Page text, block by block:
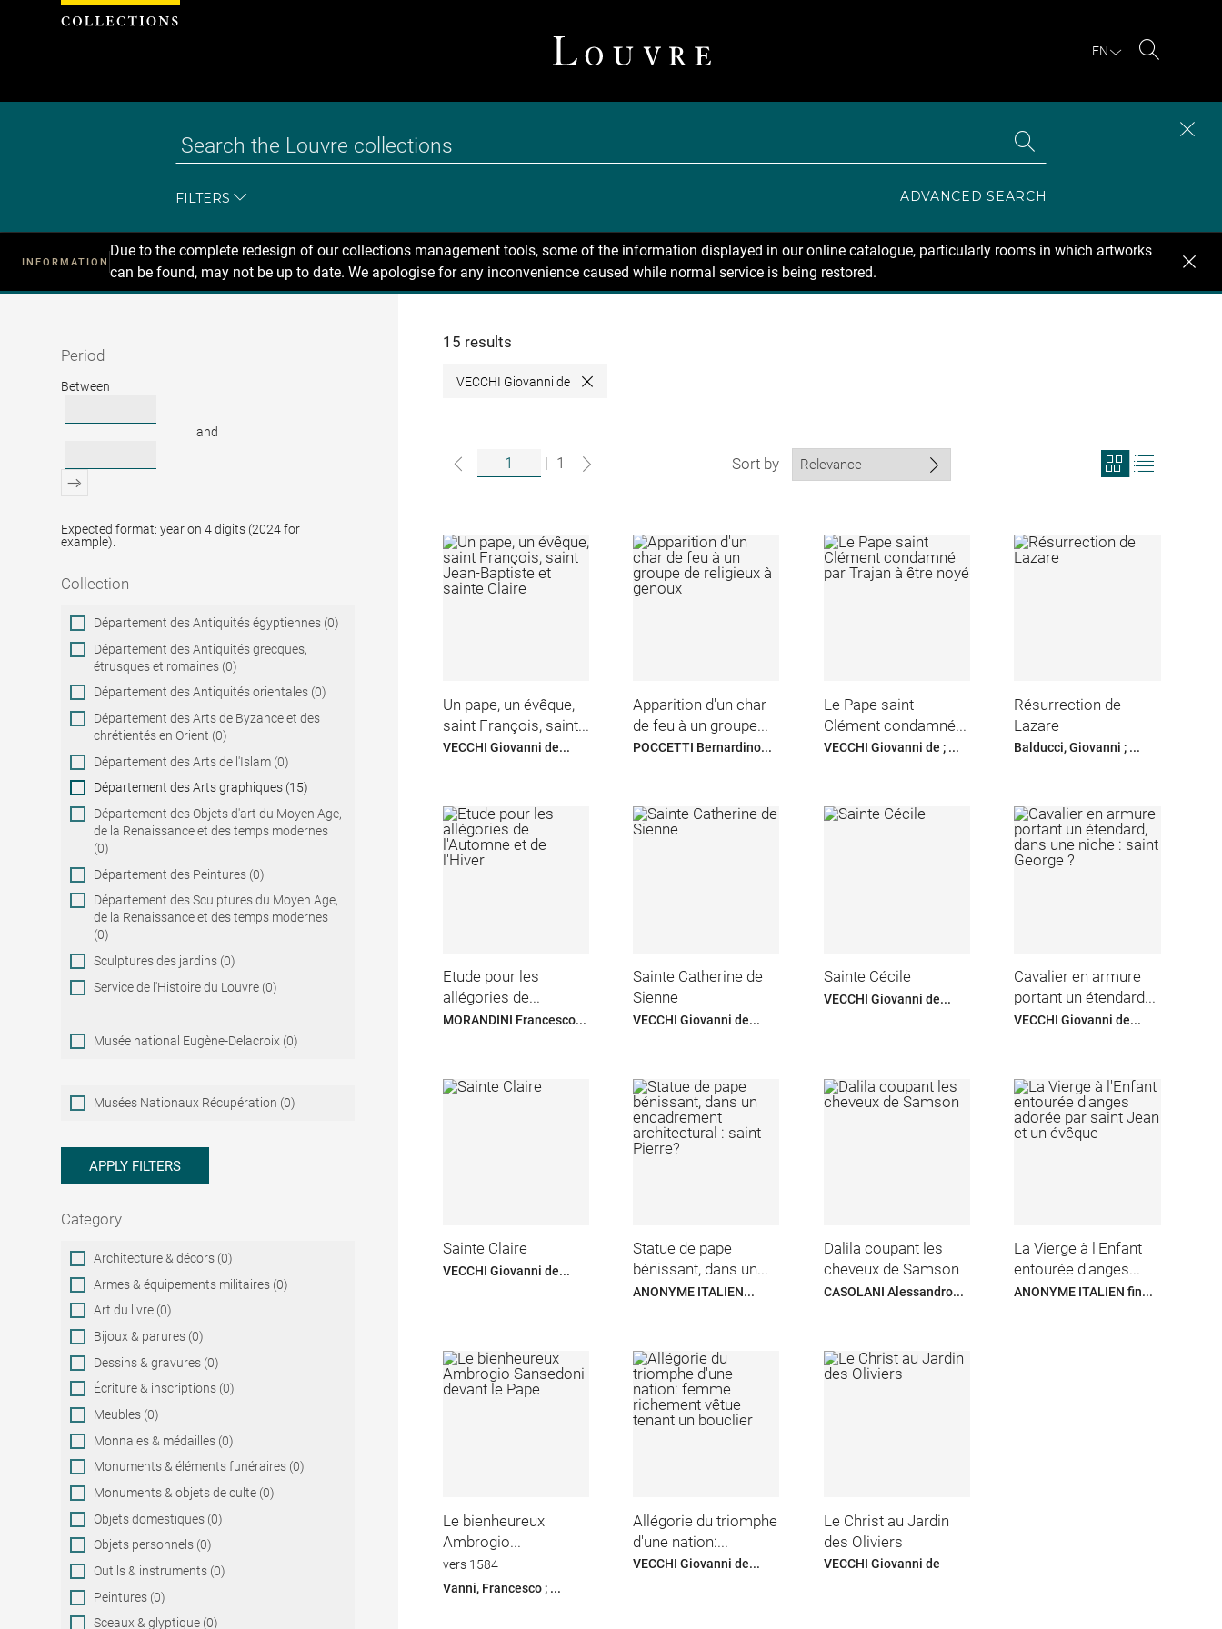
EN
FILTERS ADVANCED SEARCH
INFORMATION
Due to the complete redesign of our collections management tools, some of the information displayed in our online catalogue, particularly rooms in which artworks
can be found, may not be up to date. We apologise for any inconvenience caused while normal service is being restored.
Recherche
Period
Period
Between
and
Expected format: year on 4 digits (2024 for
example).
Collection
Collection
Département des Antiquités égyptiennes (0)
Département des Antiquités grecques,
étrusques et romaines (0)
Département des Antiquités orientales (0)
Département des Arts de Byzance et des
chrétientés en Orient (0)
Département des Arts de l'Islam (0)
Département des Arts graphiques (15)
Département des Objets d'art du Moyen Age,
de la Renaissance et des temps modernes
(0)
Département des Peintures (0)
Département des Sculptures du Moyen Age,
de la Renaissance et des temps modernes
(0)
Sculptures des jardins (0)
Service de l'Histoire du Louvre (0)
Musée national Eugène-Delacroix (0)
Musées
Nationaux
Musées Nationaux Récupération (0)
APPLY FILTERS
Category
Category
Architecture & décors (0)
Armes & équipements militaires (0)
Art du livre (0)
Bijoux & parures (0)
Dessins & gravures (0)
Écriture & inscriptions (0)
Meubles (0)
Monnaies & médailles (0)
Monuments & éléments funéraires (0)
Monuments & objets de culte (0)
Objets domestiques (0)
Objets personnels (0)
Outils & instruments (0)
Peintures (0)
Sceaux & glyptique (0)
15 results
VECCHI Giovanni de Close
| 1 Sort by
View
search
format
Un pape, un évêque,
saint François, saint...
VECCHI Giovanni de...
Apparition d'un char
de feu à un groupe...
POCCETTI Bernardino...
Le Pape saint
Clément condamné...
VECCHI Giovanni de ; ...
Résurrection de
Lazare
Balducci, Giovanni ; ...
Etude pour les
allégories de...
MORANDINI Francesco...
Sainte Catherine de
Sienne
VECCHI Giovanni de...
Sainte Cécile
VECCHI Giovanni de...
Cavalier en armure
portant un étendard...
VECCHI Giovanni de...
Sainte Claire
VECCHI Giovanni de...
Statue de pape
bénissant, dans un...
ANONYME ITALIEN...
Dalila coupant les
cheveux de Samson
CASOLANI Alessandro...
La Vierge à l'Enfant
entourée d'anges...
ANONYME ITALIEN fin...
Le bienheureux
Ambrogio...
vers 1584
Vanni, Francesco ; ...
Allégorie du triomphe
d'une nation:...
VECCHI Giovanni de...
Le Christ au Jardin
des Oliviers
VECCHI Giovanni de
Cookies management panel